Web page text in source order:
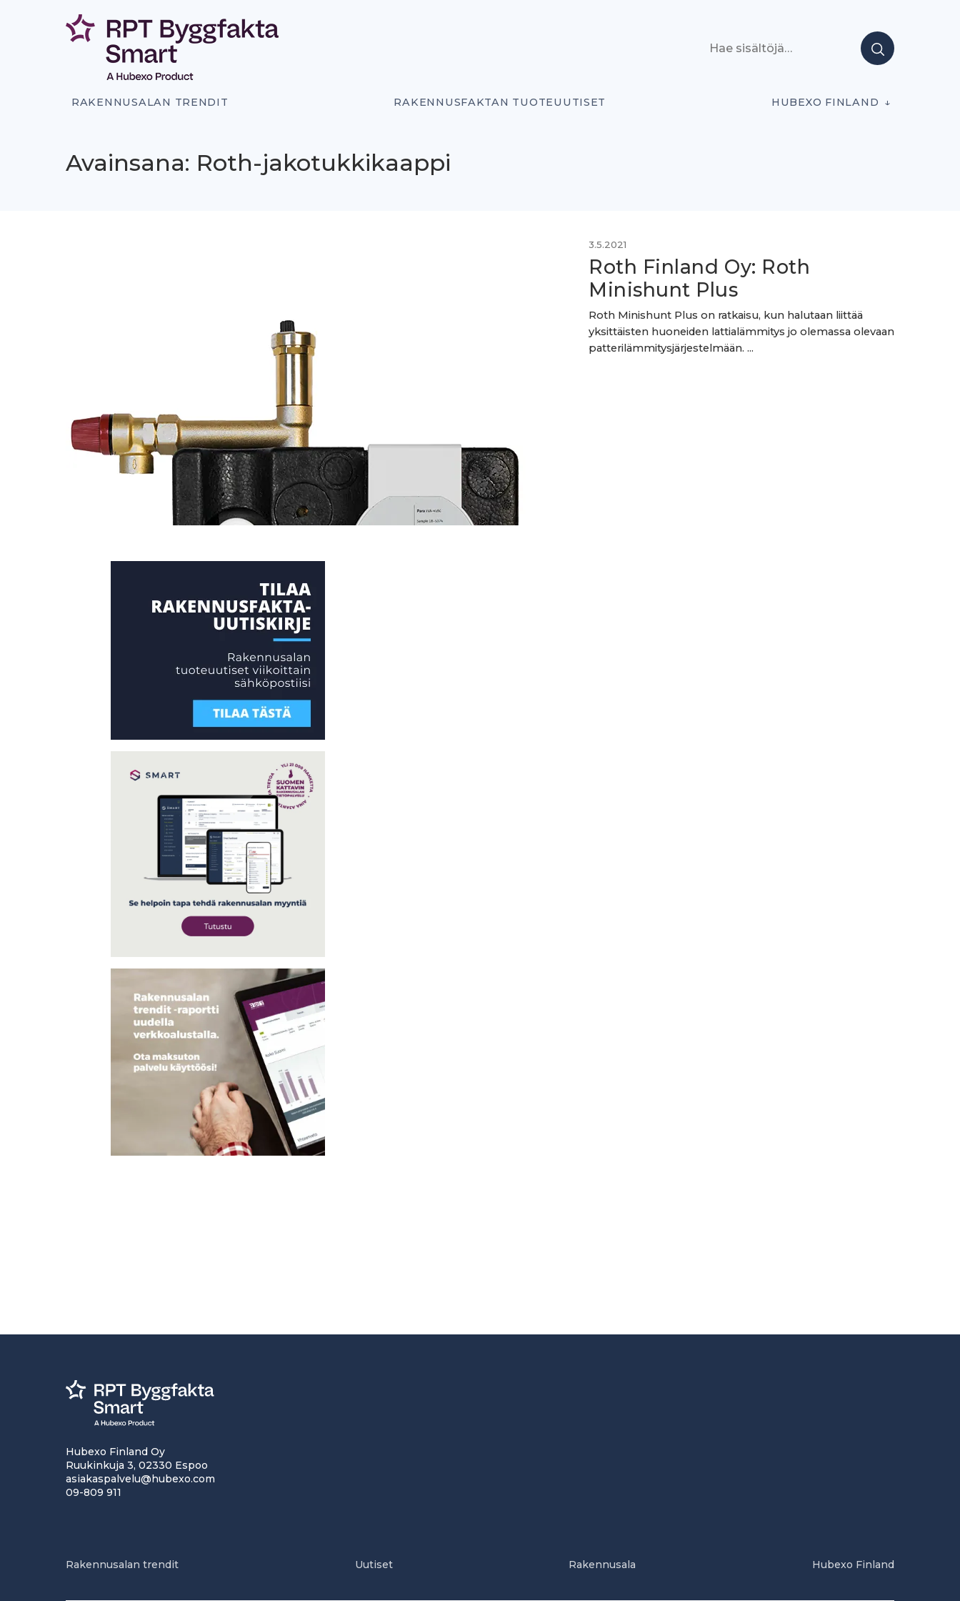
RAKENNUSALAN TRENDIT RAKENNUSFAKTAN TUOTEUUTISET HUBEXO FINLAND
Avainsana: Roth-jakotukkikaappi
3.5.2021
Roth Finland Oy: Roth
Minishunt Plus
Roth Minishunt Plus on ratkaisu, kun halutaan liittää
yksittäisten huoneiden lattialämmitys jo olemassa olevaan
patterilämmitysjärjestelmään. ...
Hubexo Finland Oy
Ruukinkuja 3, 02330 Espoo
asiakaspalvelu@hubexo.com
09-809 911
Rakennusalan trendit Uutiset Rakennusala Hubexo Finland